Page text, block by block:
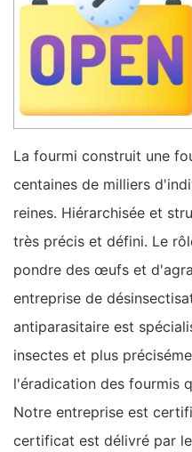
La fourmi construit une
centaines de milliers
reines. Hiérarchisée et
très précis et défini. Le
pondre des œufs et
entreprise de
antiparasitaire est
insectes et plus
l'éradication des fourmis
Notre entreprise est
certificat est délivré par